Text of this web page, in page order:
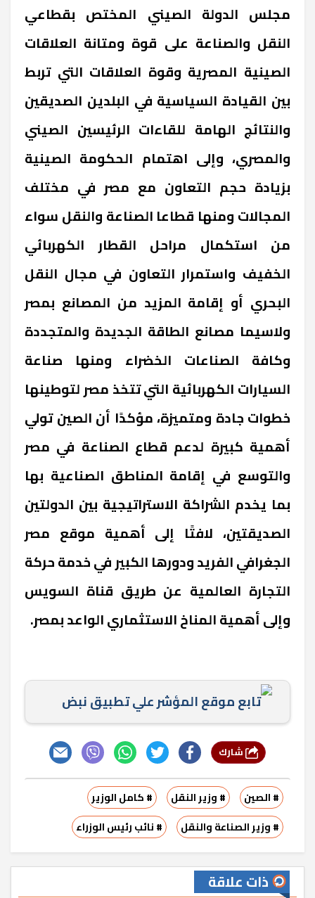
مجلس الدولة الصيني المختص بقطاعي
النقل والصناعة على قوة ومتانة العلاقات
الصينية المصرية وقوة العلاقات التي تربط
بين القيادة السياسية في البلدين الصديقين
والنتائج الهامة للقاءات الرئيسين الصيني
والمصري، وإلى اهتمام الحكومة الصينية
بزيادة حجم التعاون مع مصر في مختلف
المجالات ومنها قطاعا الصناعة والنقل سواء
من استكمال مراحل القطار الكهربائي
الخفيف واستمرار التعاون في مجال النقل
البحري أو إقامة المزيد من المصانع بمصر
ولاسيما مصانع الطاقة الجديدة والمتجددة
وكافة الصناعات الخضراء ومنها صناعة
السيارات الكهربائية التي تتخذ مصر لتوطينها
خطوات جادة ومتميزة، مؤكدًا أن الصين تولي
أهمية كبيرة لدعم قطاع الصناعة في مصر
والتوسع في إقامة المناطق الصناعية بها
بما يخدم الشراكة الاستراتيجية بين الدولتين
الصديقتين، لافتًا إلى أهمية موقع مصر
الجغرافي الفريد ودورها الكبير في خدمة حركة
التجارة العالمية عن طريق قناة السويس
وإلى أهمية المناخ الاستثماري الواعد بمصر.
تابع موقع المؤشر علي تطبيق نبض
# الصين # وزير النقل
# كامل الوزير
# وزير الصناعة والنقل
# نائب رئيس الوزراء
ذات علاقة